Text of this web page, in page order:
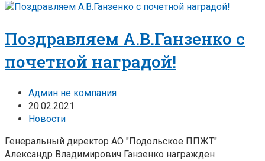
Поздравляем А.В.Ганзенко с
почетной наградой!
Админ не компания
20.02.2021
Новости
Генеральный директор АО "Подольское ППЖТ"
Александр Владимирович Ганзенко награжден